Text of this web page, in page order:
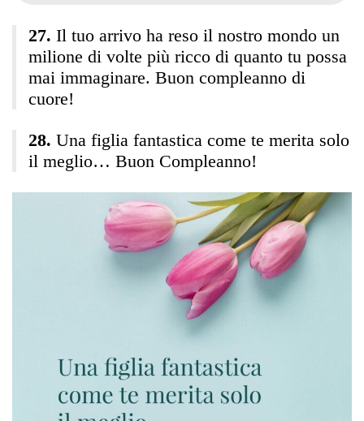
Il tuo arrivo ha reso il nostro mondo un
milione di volte più ricco di quanto tu possa
mai immaginare. Buon compleanno di
cuore!
Una figlia fantastica come te merita solo
il meglio… Buon Compleanno!